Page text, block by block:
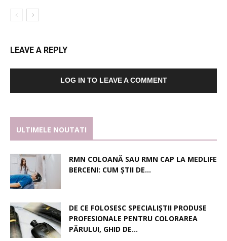
LEAVE A REPLY
LOG IN TO LEAVE A COMMENT
ULTIMELE NOUTATI
RMN COLOANĂ SAU RMN CAP LA MEDLIFE
BERCENI: CUM ȘTII DE...
DE CE FOLOSESC SPECIALIȘTII PRODUSE
PROFESIONALE PENTRU COLORAREA
PĂRULUI, GHID DE...